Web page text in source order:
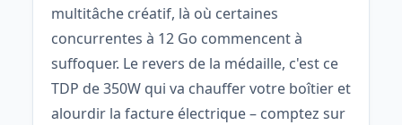
multitâche créatif, là où certaines
concurrentes à 12 Go commencent à
suffoquer. Le revers de la médaille, c'est ce
TDP de 350W qui va chauffer votre boîtier et
alourdir la facture électrique – comptez sur